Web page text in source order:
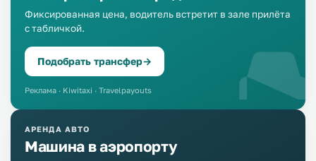
Фиксированная цена, водитель встретит в зале прилёта
с табличкой.
Подобрать трансфер→
Реклама · Kiwitaxi · Travelpayouts
АРЕНДА АВТО
Машина в аэропорту